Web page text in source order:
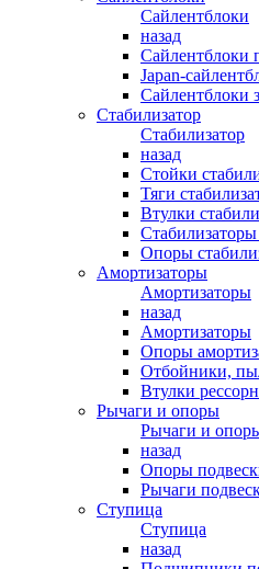
Сайлентблоки
назад
Сайлентблоки
Japan-
Сайлентблоки
Стабилизатор
Стабилизатор
назад
Стойки
Тяги
Втулки
Опоры
Амортизаторы
Амортизаторы
назад
Амортизаторы
Опоры
Отбойники,
Втулки
Рычаги и опоры
Рычаги и
назад
Опоры
Рычаги
Ступица
Ступица
назад